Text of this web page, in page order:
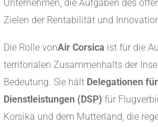
Unternehmen, die Aufgaben des
Zielen der Rentabilität und
Die Rolle vonAir Corsica ist für die
territorialen Zusammenhalts der
Bedeutung. Sie hält Delegationen
Dienstleistungen (DSP) für
Korsika und dem Mutterland, die